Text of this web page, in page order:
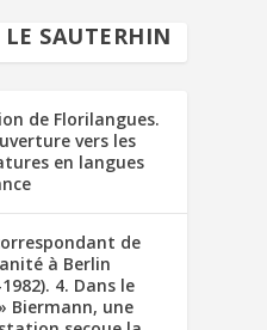
LE SAUTERHIN
de Florilangues.
vers les
en langues
de
à Berlin
4. Dans le
Biermann, une